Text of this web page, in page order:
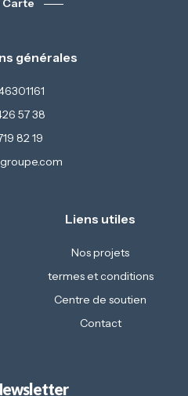
Carte
générales
57 38
82 19
Liens utiles
Nos projets
termes et conditions
Centre de soutien
Contact